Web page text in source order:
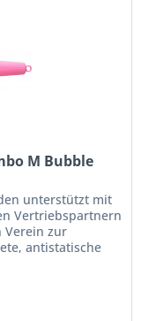
M Bubble
unterstützt mit
Vertriebspartnern
Verein zur
antistatische